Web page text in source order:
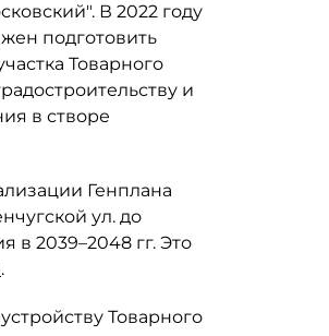
В 2022 году
подготовить
Товарного
и
в створе
Генплана
ул. до
в 2039–2048 гг. Это
.
Товарного